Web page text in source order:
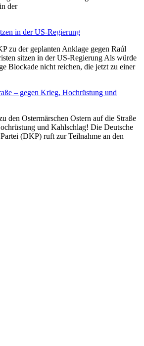
der
in der US-Regierung
zu der geplanten Anklage gegen Raúl
sitzen in der US-Regierung Als würde
Blockade nicht reichen, die jetzt zu einer
– gegen Krieg, Hochrüstung und
den Ostermärschen Ostern auf die Straße
und Kahlschlag! Die Deutsche
(DKP) ruft zur Teilnahme an den